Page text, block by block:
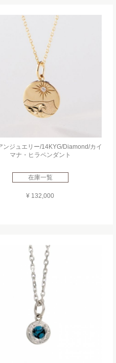
ンジュエリー/14KYG/Diamond/カイ
マナ・ヒラペンダント
在庫一覧
¥ 132,000